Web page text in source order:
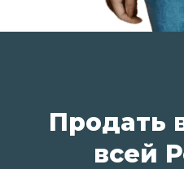
Продать
всей